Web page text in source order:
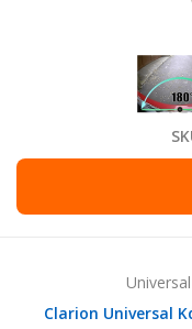
Clarion Universal